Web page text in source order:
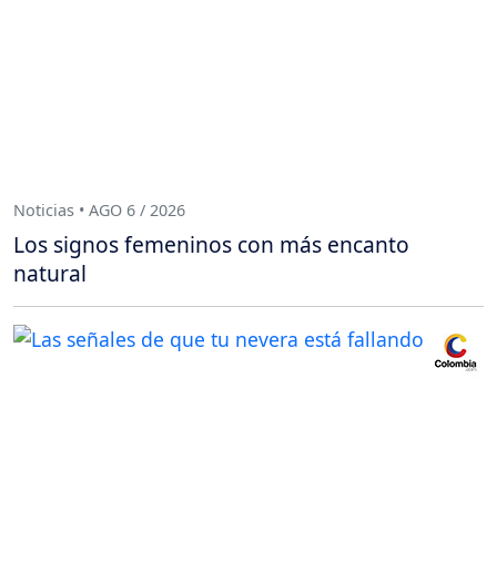
Noticias • AGO 6 / 2026
Los signos femeninos con más encanto
natural